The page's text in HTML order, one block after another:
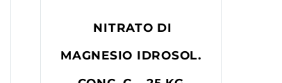
NITRATO DI
MAGNESIO IDROSOL.